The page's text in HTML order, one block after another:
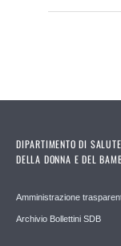
DIPARTIMENTO DI SALUTE
DELLA DONNA E DEL
Amministrazione
Archivio Bollettini SDB